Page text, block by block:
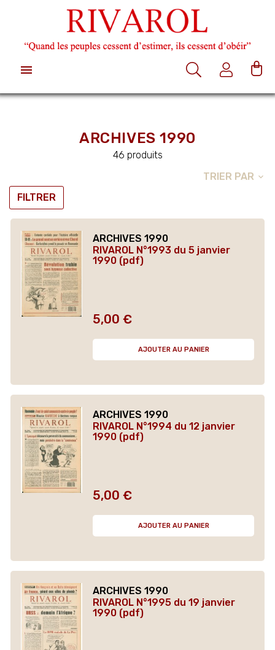

ARCHIVES 1990
46 produits
FILTRER
TRIER PAR expand_more
ARCHIVES 1990
RIVAROL N°1993 du 5 janvier
1990 (pdf)
Prix
5,00 €
AJOUTER AU PANIER
ARCHIVES 1990
RIVAROL N°1994 du 12 janvier
1990 (pdf)
Prix
5,00 €
AJOUTER AU PANIER
ARCHIVES 1990
RIVAROL N°1995 du 19 janvier
1990 (pdf)